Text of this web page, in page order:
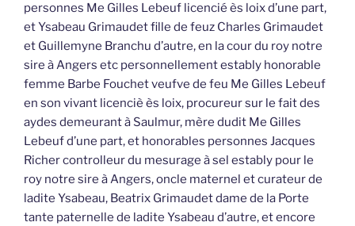
personnes Me Gilles Lebeuf licencié ès loix d’une part,
et Ysabeau Grimaudet fille de feuz Charles Grimaudet
et Guillemyne Branchu d’autre, en la cour du roy notre
sire à Angers etc personnellement estably honorable
femme Barbe Fouchet veufve de feu Me Gilles Lebeuf
en son vivant licenciè ès loix, procureur sur le fait des
aydes demeurant à Saulmur, mère dudit Me Gilles
Lebeuf d’une part, et honorables personnes Jacques
Richer controlleur du mesurage à sel estably pour le
roy notre sire à Angers, oncle maternel et curateur de
ladite Ysabeau, Beatrix Grimaudet dame de la Porte
tante paternelle de ladite Ysabeau d’autre, et encore